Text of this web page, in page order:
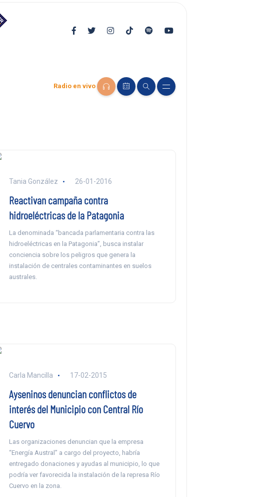
Radio en vivo
Tania González 26-01-2016
Reactivan campaña contra
hidroeléctricas de la Patagonia
La denominada “bancada parlamentaria contra las
hidroeléctricas en la Patagonia”, busca instalar
conciencia sobre los peligros que genera la
instalación de centrales contaminantes en suelos
australes.
Carla Mancilla 17-02-2015
Ayseninos denuncian conflictos de
interés del Municipio con Central Río
Cuervo
Las organizaciones denuncian que la empresa
“Energía Austral” a cargo del proyecto, habría
entregado donaciones y ayudas al municipio, lo que
podría ver favorecida la instalación de la represa Río
Cuervo en la zona.